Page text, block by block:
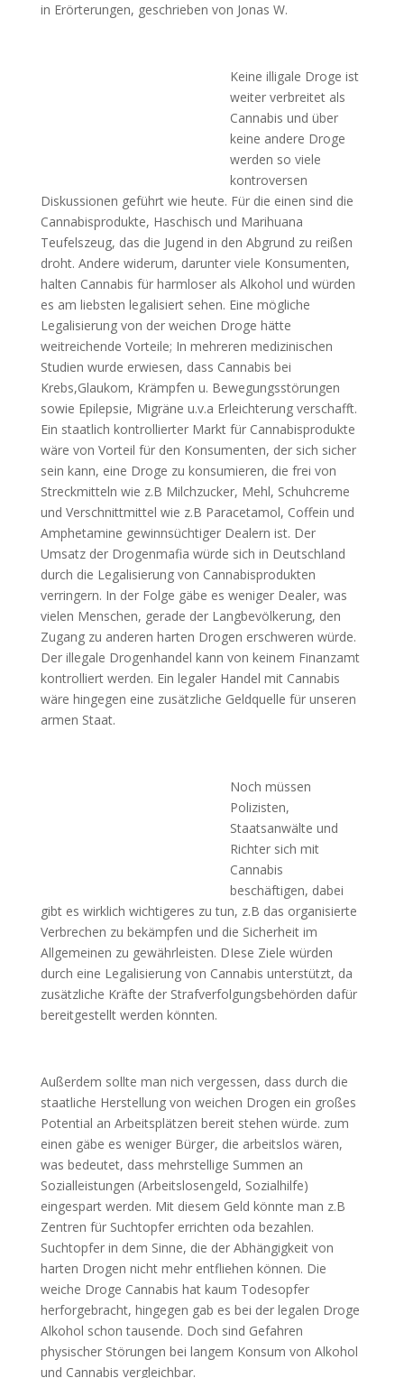
in Erörterungen, geschrieben von Jonas W.
Keine illigale Droge ist
weiter verbreitet als
Cannabis und über
keine andere Droge
werden so viele
kontroversen
Diskussionen geführt wie heute. Für die einen sind die
Cannabisprodukte, Haschisch und Marihuana
Teufelszeug, das die Jugend in den Abgrund zu reißen
droht. Andere widerum, darunter viele Konsumenten,
halten Cannabis für harmloser als Alkohol und würden
es am liebsten legalisiert sehen. Eine mögliche
Legalisierung von der weichen Droge hätte
weitreichende Vorteile; In mehreren medizinischen
Studien wurde erwiesen, dass Cannabis bei
Krebs,Glaukom, Krämpfen u. Bewegungsstörungen
sowie Epilepsie, Migräne u.v.a Erleichterung verschafft.
Ein staatlich kontrollierter Markt für Cannabisprodukte
wäre von Vorteil für den Konsumenten, der sich sicher
sein kann, eine Droge zu konsumieren, die frei von
Streckmitteln wie z.B Milchzucker, Mehl, Schuhcreme
und Verschnittmittel wie z.B Paracetamol, Coffein und
Amphetamine gewinnsüchtiger Dealern ist. Der
Umsatz der Drogenmafia würde sich in Deutschland
durch die Legalisierung von Cannabisprodukten
verringern. In der Folge gäbe es weniger Dealer, was
vielen Menschen, gerade der Langbevölkerung, den
Zugang zu anderen harten Drogen erschweren würde.
Der illegale Drogenhandel kann von keinem Finanzamt
kontrolliert werden. Ein legaler Handel mit Cannabis
wäre hingegen eine zusätzliche Geldquelle für unseren
armen Staat.
Noch müssen
Polizisten,
Staatsanwälte und
Richter sich mit
Cannabis
beschäftigen, dabei
gibt es wirklich wichtigeres zu tun, z.B das organisierte
Verbrechen zu bekämpfen und die Sicherheit im
Allgemeinen zu gewährleisten. DIese Ziele würden
durch eine Legalisierung von Cannabis unterstützt, da
zusätzliche Kräfte der Strafverfolgungsbehörden dafür
bereitgestellt werden könnten.
Außerdem sollte man nich vergessen, dass durch die
staatliche Herstellung von weichen Drogen ein großes
Potential an Arbeitsplätzen bereit stehen würde. zum
einen gäbe es weniger Bürger, die arbeitslos wären,
was bedeutet, dass mehrstellige Summen an
Sozialleistungen (Arbeitslosengeld, Sozialhilfe)
eingespart werden. Mit diesem Geld könnte man z.B
Zentren für Suchtopfer errichten oda bezahlen.
Suchtopfer in dem Sinne, die der Abhängigkeit von
harten Drogen nicht mehr entfliehen können. Die
weiche Droge Cannabis hat kaum Todesopfer
herforgebracht, hingegen gab es bei der legalen Droge
Alkohol schon tausende. Doch sind Gefahren
physischer Störungen bei langem Konsum von Alkohol
und Cannabis vergleichbar.